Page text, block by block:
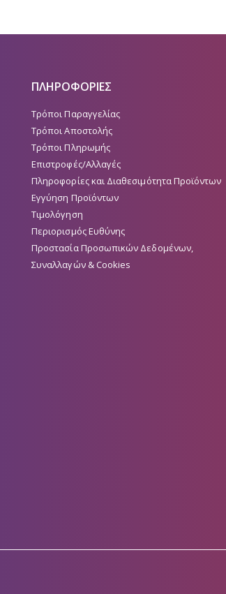
ΠΛΗΡΟΦΟΡΙΕΣ
Τρόποι Παραγγελίας
Τρόποι Αποστολής
Τρόποι Πληρωμής
Επιστροφές/Αλλαγές
Πληροφορίες και Διαθεσιμότητα Προϊόντων
Εγγύηση Προϊόντων
Τιμολόγηση
Περιορισμός Ευθύνης
Προστασία Προσωπικών Δεδομένων,
Συναλλαγών & Cookies